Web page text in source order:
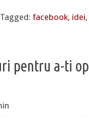
Tagged: facebook, idei,
pentru a-ti